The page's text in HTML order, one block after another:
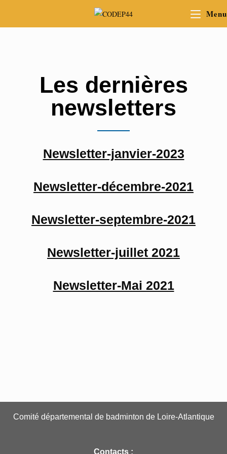
Menu
Les dernières
newsletters
Newsletter-janvier-2023
Newsletter-décembre-2021
Newsletter-septembre-2021
Newsletter-juillet 2021
Newsletter-Mai 2021
Comité départemental de badminton de Loire-Atlantique
Contacts :